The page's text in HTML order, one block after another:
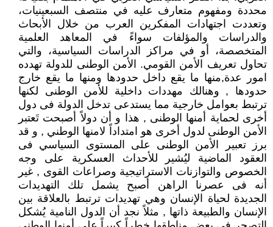
محددة ومفهوم متعارف عليه في منتصف السبعينيات،
وتعددت اجتهادات المفكرين العرب من خلال الأبحاث
والدراسات والمؤلفات سواءً في المعاهد العلمية
المتخصصة، أو في مراكز الدراسات السياسية، والتي
تحاول تعريف الأمن القومي. الأمن الوطنى للدولة تهدده
امور عدة,منها ما يقع داخل حدودها ومنها ما يقع خارج
حدودها , وهنالك مهددات داخلية للأمن الوطنى لكنها
ترتبط بعوامل خارجية مما يستدعى تدخل الدولة فى دول
أخرى لحماية أمنها الوطنى , هذا و أن دولاً أصبحت تَعتبر
الأمن الوطنى لدول أخرى هو امتداداً لامنها الوطني , و قد
برز تعبير الأمن الوطنى على المستوى السياسي فى
العقود الماضية ليُشير للأحداث العسكرية على وجه
الخصوص والتوازنات الاستراتيجية وصراعات القوى , غير
أنه فى عصرنا الراهن أصبح يشمل تلك التهديدات
الجديدة لحياة الإنسان وهي تهديدات ترتبط بالعلاقة بين
الإنسان والطبيعة ذاتها , مثلاً نجد أن الدول النامية يُشكل